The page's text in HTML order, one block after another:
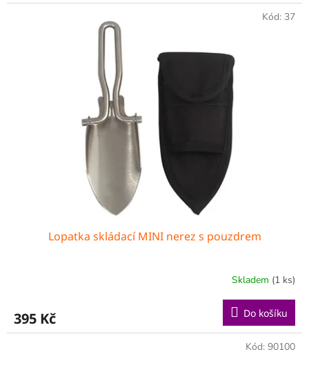
Lopatka skládací MINI nerez s pouzdrem
Skladem (1 ks)
395 Kč Do košíku
Kód: 37
Kód: 90100